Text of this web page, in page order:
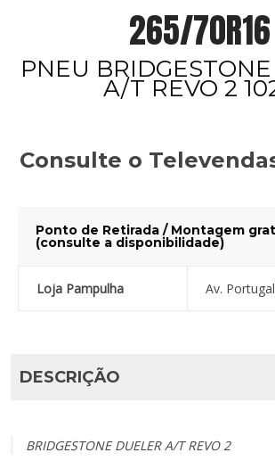
265/70R16
PNEU
A/T REVO 2
Consulte o
Ponto de Retirada / Montagem
(consulte a disponibilidade)
Loja Pampulha Av.
DESCRIÇÃO
BRIDGESTONE DUELER A/T REVO 2